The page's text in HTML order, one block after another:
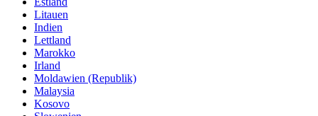
Litauen
Indien
Lettland
Marokko
Irland
Moldawien (Republik)
Malaysia
Kosovo